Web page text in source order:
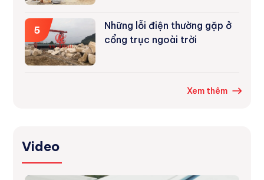
5
Những lỗi điện thường gặp ở
cổng trục ngoài trời
Xem thêm
Video